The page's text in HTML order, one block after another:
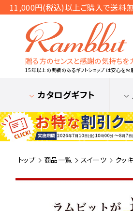
11,000円(税込)以上ご購入で送料無
贈る方のセンスと感謝の気持ち
15年以上の実績のあるギフトショップ は安心をお
カタログギフト
トップ 商品一覧 スイーツ クッ